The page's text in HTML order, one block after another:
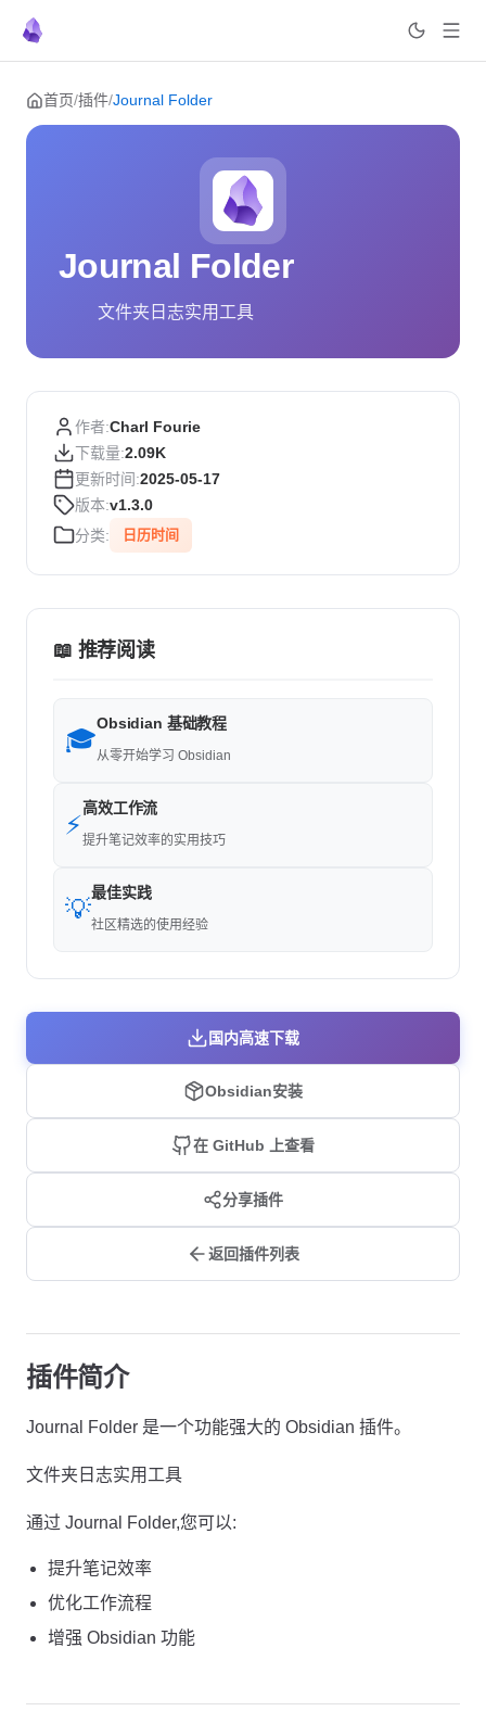
Skip to content
首页/插件/Journal Folder
Journal Folder
文件夹日志实用工具
作者:Charl Fourie
下载量:2.09K
更新时间:2025-05-17
版本:v1.3.0
分类:
日历时间
📖 推荐阅读
🎓
Obsidian 基础教程
从零开始学习 Obsidian
⚡
高效工作流
提升笔记效率的实用技巧
💡
最佳实践
社区精选的使用经验
国内高速下载
Obsidian安装
在 GitHub 上查看
分享插件
返回插件列表
插件简介
Journal Folder 是一个功能强大的 Obsidian 插件。
文件夹日志实用工具
通过 Journal Folder,您可以:
提升笔记效率
优化工作流程
增强 Obsidian 功能